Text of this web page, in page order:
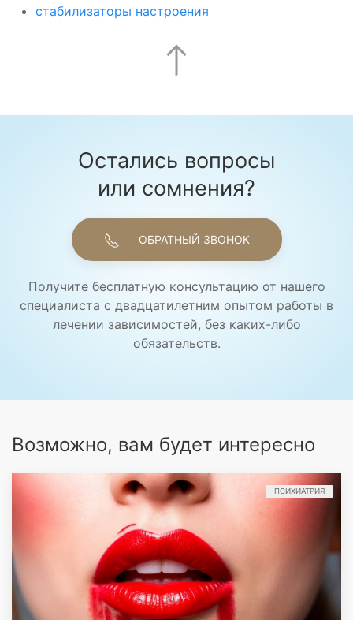
стабилизаторы настроения
Остались вопросы
или сомнения?
ОБРАТНЫЙ ЗВОНОК
Получите бесплатную консультацию от нашего
специалиста с двадцатилетним опытом работы в
лечении зависимостей, без каких-либо
обязательств.
Возможно, вам будет интересно
ПСИХИАТРИЯ